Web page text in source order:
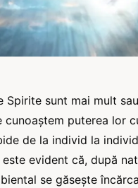
Spirite sunt mai mult
puterea lor
de la individ la
evident că, după
se găsește